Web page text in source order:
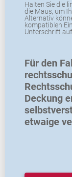
Halten Sie die
die Maus, um
Alternativ
kompatiblen
Unterschrift
Für den
Deckung
etwaige